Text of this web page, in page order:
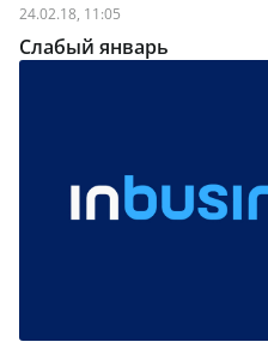
24.02.18, 11:05
Слабый январь